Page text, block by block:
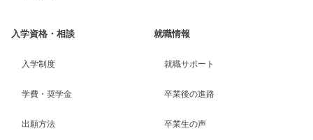
入学資格・相談
入学制度
学費・奨学金
出願方法
就職情報
就職サポート
卒業後の進路
卒業生の声